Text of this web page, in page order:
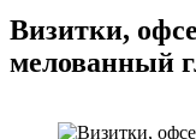
Визитки,
мелованный